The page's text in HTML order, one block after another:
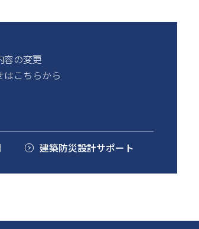
容の変更
はこちらから
建築防災設計サポート